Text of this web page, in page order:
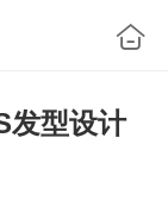
发型设计